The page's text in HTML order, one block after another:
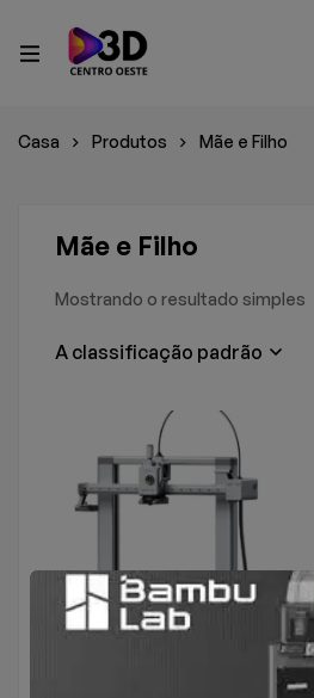
Casa Produtos Mãe e Filho
Mãe e Filho
Mostrando o resultado simples
A classificação padrão